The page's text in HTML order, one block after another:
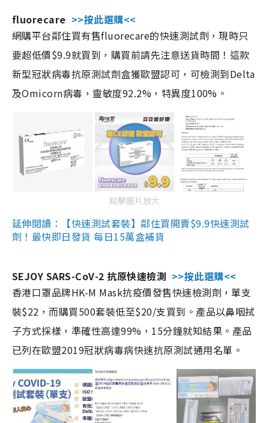
fluorecare >>按此選購<<
網購平台鄰住買有售fluorecare的快速測試劑，現時只
要超低價$9.9就買到，購買前請先注意送貨時間！這款
新型冠狀病毒抗原測試劑盒獲歐盟認可，可檢測到Delta
及Omicorn病毒，靈敏度92.2%，特異度100%。
點擊圖片放大
延伸閱讀：【快速測試套裝】鄰住買開賣$9.9快速測試
劑！最快即日發貨 每日15萬盒補貨
SEJOY SARS-CoV-2 抗原快速檢測 >>按此選購<<
香港口罩品牌HK-M Mask抗疫價發售快速檢測劑，單支
裝$22，而購買500套裝低至$20/支買到。產品以鼻咽拭
子方式採樣，準確性高達99%，15分鐘就知結果。產品
已列在歐盟2019冠狀病毒病快速抗原測試通用名單。